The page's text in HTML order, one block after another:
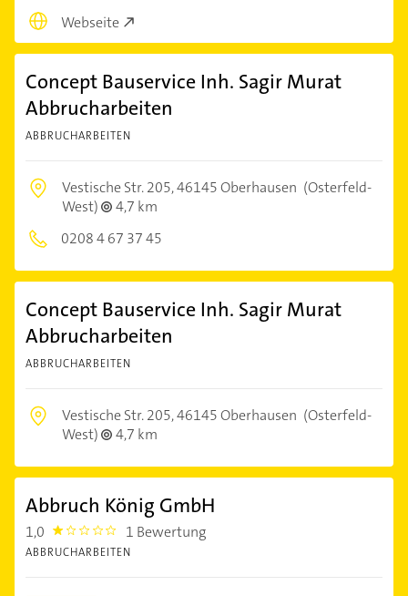
Webseite
Concept Bauservice Inh. Sagir Murat
Abbrucharbeiten
ABBRUCHARBEITEN
Vestische Str. 205,46145 Oberhausen (Osterfeld-
West)
4,7 km
0208 4 67 37 45
Concept Bauservice Inh. Sagir Murat
Abbrucharbeiten
ABBRUCHARBEITEN
Vestische Str. 205,46145 Oberhausen (Osterfeld-
West)
4,7 km
Abbruch König GmbH
1,0 1.0 1 Bewertung
ABBRUCHARBEITEN